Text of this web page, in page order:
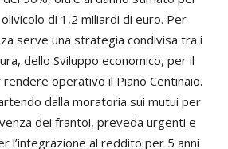
di 1,2 miliardi di euro. Per
serve una strategia condivisa tra i
dello Sviluppo economico, per il
operativo il Piano Centinaio.
dalla moratoria sui mutui per
dei frantoi, preveda urgenti e
l’integrazione al reddito per 5 anni